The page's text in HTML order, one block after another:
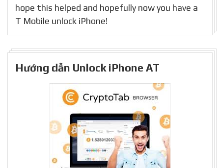
hope this helped and hopefully now you have a
T Mobile unlock iPhone!
Hướng dẫn Unlock iPhone AT